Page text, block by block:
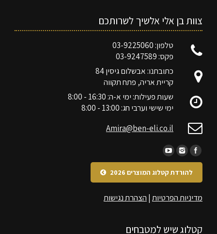
צוות בן אלי אלשיך לשרותכם
טלפון: 03-9225060
פקס: 03-9247589
כתובתנו: אבשלום גיסין 84
קריית אריה, פתח תקווה
שעות פעילות: ימי א-ה: 16:30 - 8:00
ימי שישי וערבי חג: 13:00 - 8:00
Amira@ben-eli.co.il
להורדת קטלוג המוצרים 2026
מדיניות הפרטיות | הצהרת נגישות
קטלוג שיש למטבחים